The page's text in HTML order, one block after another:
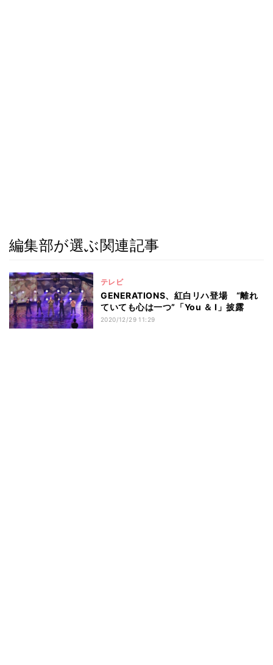
編集部が選ぶ関連記事
テレビ
GENERATIONS、紅白リハ登場 “離れ
ていても心は一つ”「You ＆ I」披露
2020/12/29 11:29